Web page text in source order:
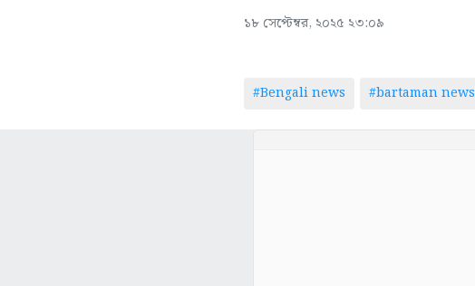
১৮ সেপ্টেম্বর, ২০২৫ ২৩:০৯
#Bengali news #bartaman news